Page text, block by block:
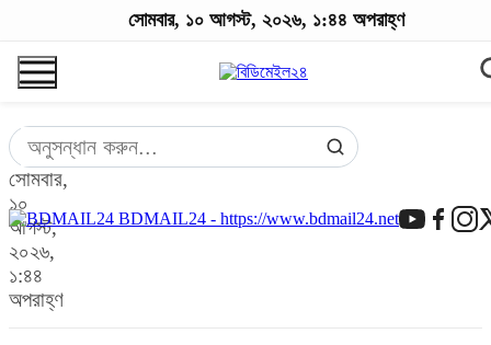
সোমবার,
১০
আগস্ট,
২০২৬,
১:৪৪
অপরাহ্ণ
BDMAIL24 - https://www.bdmail24.net
সোমবার, ১০ আগস্ট, ২০২৬, ১:৪৪ অপরাহ্ণ